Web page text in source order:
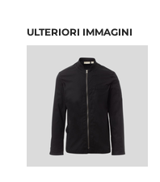
ULTERIORI IMMAGINI